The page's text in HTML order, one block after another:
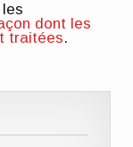
dont les
traitées.